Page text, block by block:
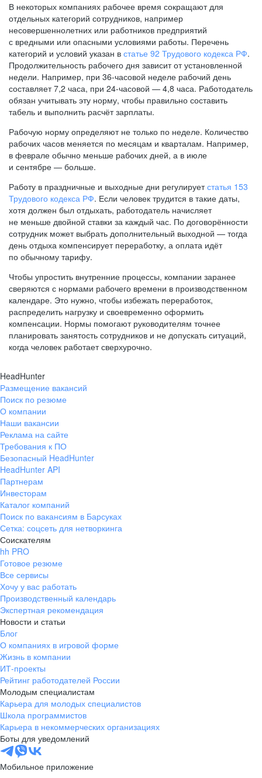
В некоторых компаниях рабочее время сокращают для
отдельных категорий сотрудников, например
несовершеннолетних или работников предприятий
с вредными или опасными условиями работы. Перечень
категорий и условий указан в статье 92 Трудового кодекса РФ.
Продолжительность рабочего дня зависит от установленной
недели. Например, при 36-часовой неделе рабочий день
составляет 7,2 часа, при 24-часовой — 4,8 часа. Работодатель
обязан учитывать эту норму, чтобы правильно составить
табель и выполнить расчёт зарплаты.
Рабочую норму определяют не только по неделе. Количество
рабочих часов меняется по месяцам и кварталам. Например,
в феврале обычно меньше рабочих дней, а в июле
и сентябре — больше.
Работу в праздничные и выходные дни регулируетстатья 153
Трудового кодекса РФ. Если человек трудится в такие даты,
хотя должен был отдыхать, работодатель начисляет
не меньше двойной ставки за каждый час. По договорённости
сотрудник может выбрать дополнительный выходной — тогда
день отдыха компенсирует переработку, а оплата идёт
по обычному тарифу.
Чтобы упростить внутренние процессы, компании заранее
сверяются с нормами рабочего времени в производственном
календаре. Это нужно, чтобы избежать переработок,
распределить нагрузку и своевременно оформить
компенсации. Нормы помогают руководителям точнее
планировать занятость сотрудников и не допускать ситуаций,
когда человек работает сверхурочно.
HeadHunter
Размещение вакансий
Поиск по резюме
О компании
Наши вакансии
Реклама на сайте
Требования к ПО
Безопасный HeadHunter
HeadHunter API
Партнерам
Инвесторам
Каталог компаний
Поиск по вакансиям в Барсуках
Сетка: соцсеть для нетворкинга
Соискателям
hh PRO
Готовое резюме
Все сервисы
Хочу у вас работать
Производственный календарь
Экспертная рекомендация
Новости и статьи
Блог
О компаниях в игровой форме
Жизнь в компании
ИТ-проекты
Рейтинг работодателей России
Молодым специалистам
Карьера для молодых специалистов
Школа программистов
Карьера в некоммерческих организациях
Боты для уведомлений
Мобильное приложение